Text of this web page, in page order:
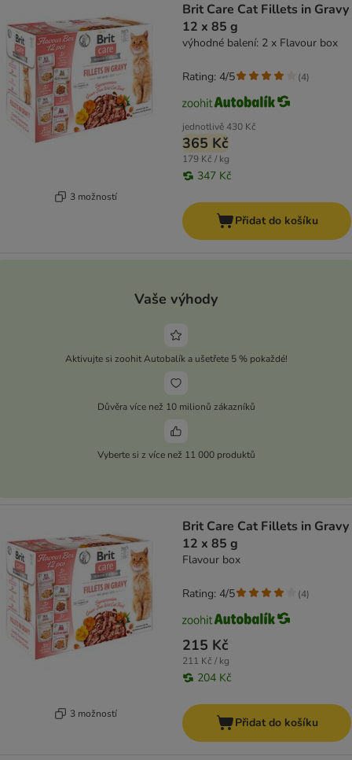
3 možností
Brit Care Cat Fillets in Gravy
12 x 85 g
výhodné balení: 2 x Flavour box
jednotlivě430 Kč
365 Kč
179 Kč / kg
347 Kč
Rating: 4/5 (4)
Přidat do košíku
Vaše výhody
Aktivujte si zoohit Autobalík a ušetřete 5 % pokaždé!
Důvěra více než 10 milionů zákazníků
Vyberte si z více než 11 000 produktů
3 možností
Brit Care Cat Fillets in Gravy
12 x 85 g
Flavour box
215 Kč
211 Kč / kg
204 Kč
Rating: 4/5 (4)
Přidat do košíku